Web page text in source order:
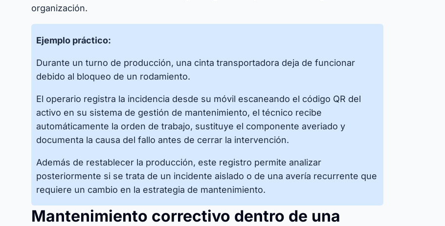
organización.
Ejemplo práctico:
Durante un turno de producción, una cinta transportadora deja de funcionar
debido al bloqueo de un rodamiento.
El operario registra la incidencia desde su móvil escaneando el código QR del
activo en su sistema de gestión de mantenimiento, el técnico recibe
automáticamente la orden de trabajo, sustituye el componente averiado y
documenta la causa del fallo antes de cerrar la intervención.
Además de restablecer la producción, este registro permite analizar
posteriormente si se trata de un incidente aislado o de una avería recurrente que
requiere un cambio en la estrategia de mantenimiento.
Mantenimiento correctivo dentro de una